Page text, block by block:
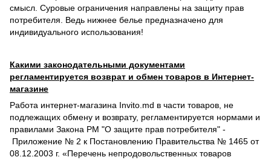
смысл. Суровые ограничения направлены на защиту прав
потребителя. Ведь нижнее белье предназначено для
индивидуального использования!
Какими законодательными документами
регламентируется возврат и обмен товаров в Интернет-
магазине
Работа интернет-магазина Invito.md в части товаров, не
подлежащих обмену и возврату, регламентируется нормами и
правилами Закона РМ "О защите прав потребителя" -
Приложение № 2 к Постановлению Правительства № 1465 от
08.12.2003 г. «Перечень непродовольственных товаров